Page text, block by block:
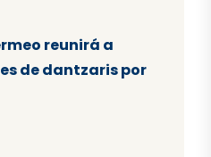
reunirá a
de dantzaris por